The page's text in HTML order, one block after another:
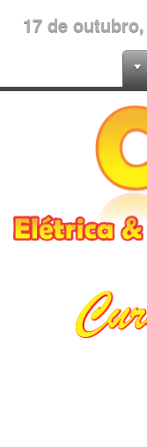
17 de